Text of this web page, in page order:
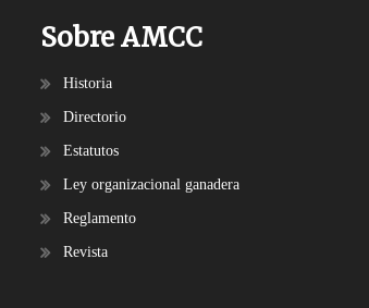
Sobre AMCC
Historia
Directorio
Estatutos
Ley organizacional ganadera
Reglamento
Revista